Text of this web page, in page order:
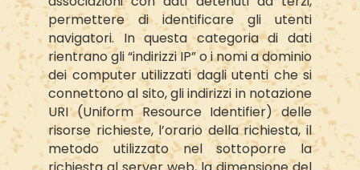
permettere di identificare gli utenti
navigatori. In questa categoria di dati
rientrano gli “indirizzi IP” o i nomi a dominio
dei computer utilizzati dagli utenti che si
connettono al sito, gli indirizzi in notazione
URI (Uniform Resource Identifier) delle
risorse richieste, l’orario della richiesta, il
metodo utilizzato nel sottoporre la